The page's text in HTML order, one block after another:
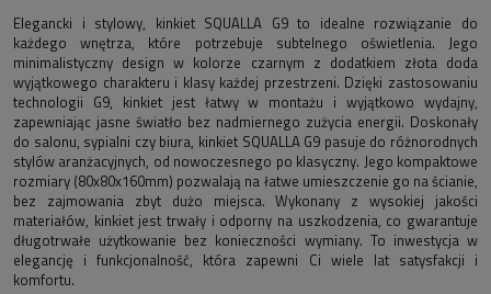
Elegancki i stylowy, kinkiet SQUALLA G9 to idealne rozwiązanie do
każdego wnętrza, które potrzebuje subtelnego oświetlenia. Jego
minimalistyczny design w kolorze czarnym z dodatkiem złota doda
wyjątkowego charakteru i klasy każdej przestrzeni. Dzięki zastosowaniu
technologii G9, kinkiet jest łatwy w montażu i wyjątkowo wydajny,
zapewniając jasne światło bez nadmiernego zużycia energii. Doskonały
do salonu, sypialni czy biura, kinkiet SQUALLA G9 pasuje do różnorodnych
stylów aranżacyjnych, od nowoczesnego po klasyczny. Jego kompaktowe
rozmiary (80x80x160mm) pozwalają na łatwe umieszczenie go na ścianie,
bez zajmowania zbyt dużo miejsca. Wykonany z wysokiej jakości
materiałów, kinkiet jest trwały i odporny na uszkodzenia, co gwarantuje
długotrwałe użytkowanie bez konieczności wymiany. To inwestycja w
elegancję i funkcjonalność, która zapewni Ci wiele lat satysfakcji i
komfortu.